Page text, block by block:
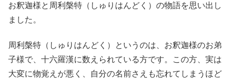
お釈迦様と周利槃特（しゅりはんどく）の物語を思い出し
ました。
周利槃特（しゅりはんどく）というのは、お釈迦様のお弟
子様で、十六羅漢に数えられている方です。この方、実は
大変に物覚えが悪く、自分の名前さえも忘れてしまうほど